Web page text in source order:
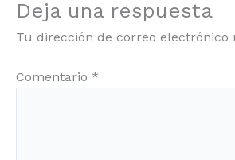
Deja una respuesta
Tu dirección de correo electrónico
Comentario *